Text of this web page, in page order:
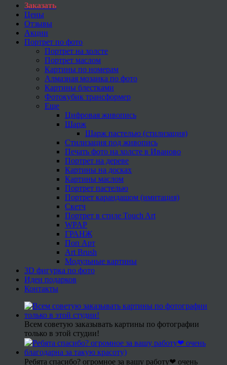
Заказать
Цены
Отзывы
Акции
Портрет по фото
Портрет на холсте
Портрет маслом
Картины по номерам
Алмазная мозаика по фото
Картины блестками
Фотокубик трансформер
Еще
Цифровая живопись
Шарж
Шарж пастелью (стилизация)
Стилизация под живопись
Печать фото на холсте в Иваново
Портрет на дереве
Картины на досках
Картины маслом
Портрет пастелью
Портрет карандашом (имитация)
Скетч
Портрет в стиле Touch Art
WPAP
ГРАНЖ
Поп Арт
Art Brush
Модульные картины
3D фигурка по фото
Идеи подарков
Контакты
Всем советую заказывать картины по фотографии
только в этой студии!
Ребята спасибо? огромное за вашу работу❤ очень